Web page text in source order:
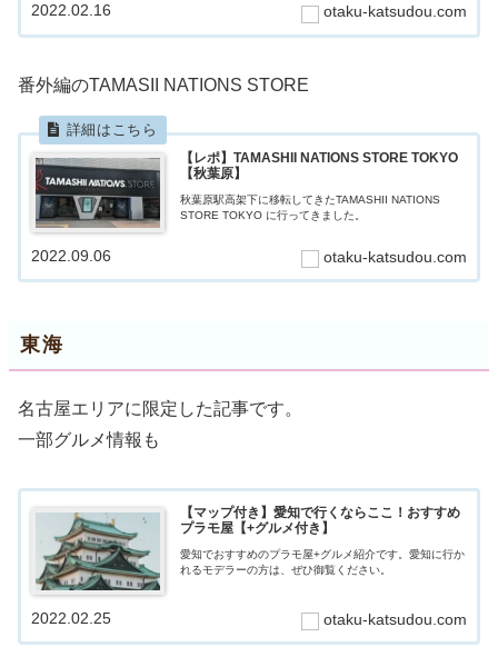
otaku-katsudou.com
2022.02.16
番外編のTAMASII NATIONS STORE
【レポ】TAMASHII NATIONS STORE TOKYO
【秋葉原】
秋葉原駅高架下に移転してきたTAMASHII NATIONS
STORE TOKYO に行ってきました。
otaku-katsudou.com
2022.09.06
東海
名古屋エリアに限定した記事です。
一部グルメ情報も
【マップ付き】愛知で行くならここ！おすすめ
プラモ屋【+グルメ付き】
愛知でおすすめのプラモ屋+グルメ紹介です。愛知に行か
れるモデラーの方は、ぜひ御覧ください。
otaku-katsudou.com
2022.02.25